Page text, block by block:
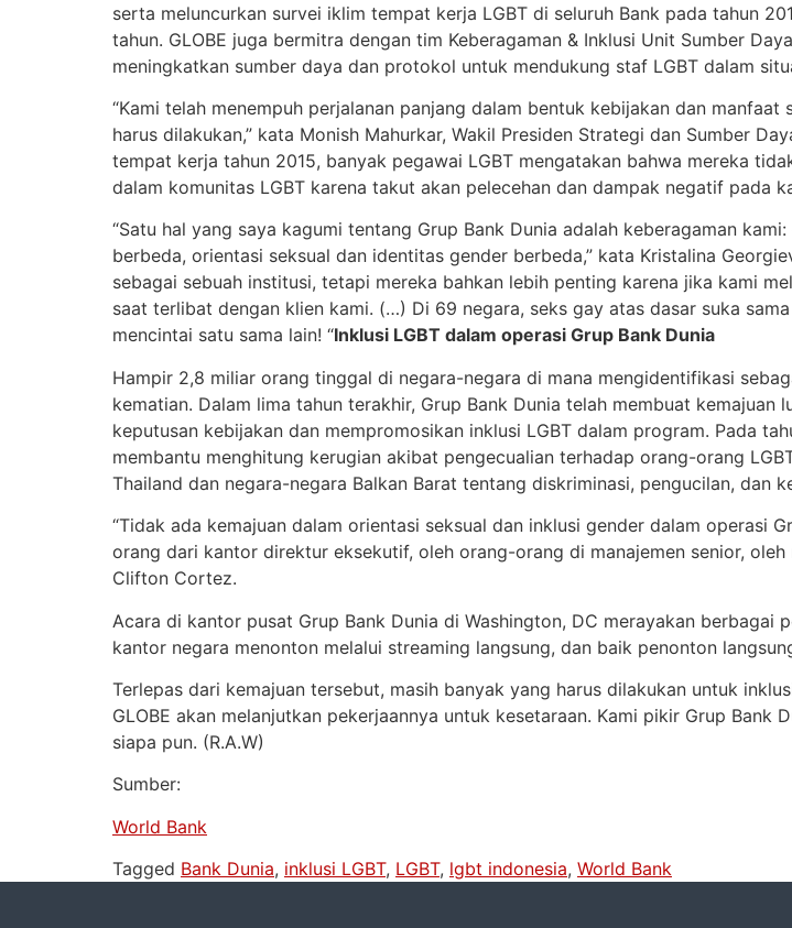
serta meluncurkan survei iklim tempat kerja LGBT di seluruh Bank pada tahun
tahun. GLOBE juga bermitra dengan tim Keberagaman & Inklusi Unit Sumber
meningkatkan sumber daya dan protokol untuk mendukung staf LGBT dalam
“Kami telah menempuh perjalanan panjang dalam bentuk kebijakan dan
harus dilakukan,” kata Monish Mahurkar, Wakil Presiden Strategi dan Sumber
tempat kerja tahun 2015, banyak pegawai LGBT mengatakan bahwa mereka
dalam komunitas LGBT karena takut akan pelecehan dan dampak negatif pada
“Satu hal yang saya kagumi tentang Grup Bank Dunia adalah keberagaman
berbeda, orientasi seksual dan identitas gender berbeda,” kata Kristalina
sebagai sebuah institusi, tetapi mereka bahkan lebih penting karena jika kami
saat terlibat dengan klien kami. (…) Di 69 negara, seks gay atas dasar suka
mencintai satu sama lain! “Inklusi LGBT dalam operasi Grup Bank Dunia
Hampir 2,8 miliar orang tinggal di negara-negara di mana mengidentifikasi
kematian. Dalam lima tahun terakhir, Grup Bank Dunia telah membuat
keputusan kebijakan dan mempromosikan inklusi LGBT dalam program. Pada
membantu menghitung kerugian akibat pengecualian terhadap orang-orang
Thailand dan negara-negara Balkan Barat tentang diskriminasi, pengucilan, dan
“Tidak ada kemajuan dalam orientasi seksual dan inklusi gender dalam operasi
orang dari kantor direktur eksekutif, oleh orang-orang di manajemen senior, oleh
Clifton Cortez.
Acara di kantor pusat Grup Bank Dunia di Washington, DC merayakan
kantor negara menonton melalui streaming langsung, dan baik penonton
Terlepas dari kemajuan tersebut, masih banyak yang harus dilakukan untuk
GLOBE akan melanjutkan pekerjaannya untuk kesetaraan. Kami pikir Grup
siapa pun. (R.A.W)
Sumber:
World Bank
Tagged Bank Dunia, inklusi LGBT, LGBT, lgbt indonesia, World Bank